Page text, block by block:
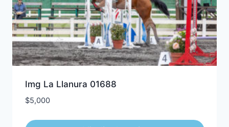
Img La Llanura 01688
$5,000